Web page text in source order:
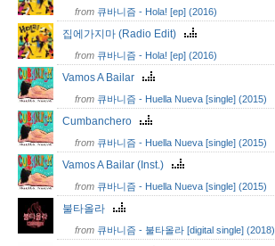
from 큐바니즘 - Hola! [ep] (2016)
집에가지마 (Radio Edit)
from 큐바니즘 - Hola! [ep] (2016)
Vamos A Bailar
from 큐바니즘 - Huella Nueva [single] (2015)
Cumbanchero
from 큐바니즘 - Huella Nueva [single] (2015)
Vamos A Bailar (Inst.)
from 큐바니즘 - Huella Nueva [single] (2015)
불타올라
from 큐바니즘 - 불타올라 [digital single] (2018)